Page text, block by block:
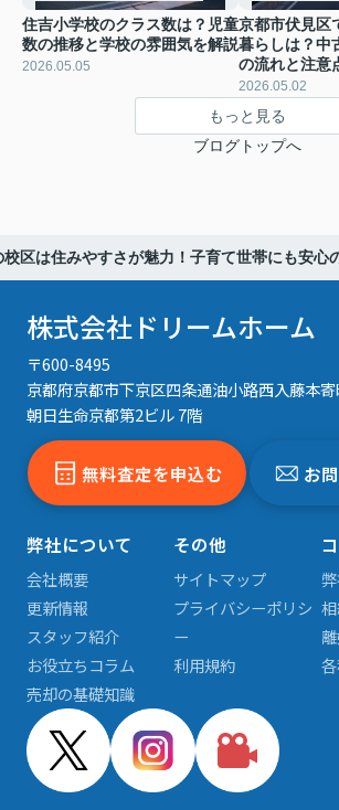
住吉小学校のクラス数は？児童
数の推移と学校の雰囲気を解説
2026.05.05
京都市伏見区
暮らしは？中
の流れと注意
2026.05.02
もっと見る
ブログトップへ
区は住みやすさが魅力！子育て世帯にも安心
株式会社ドリームホーム
〒600-8495
京都府京都市下京区四条通油小路西入藤本
朝日生命京都第2ビル 7階
無料査定を申込む お
弊社について
会社概要
更新情報
スタッフ紹介
お役立ちコラム
売却の基礎知識
その他
サイトマップ
プライバシーポリシ
ー
利用規約